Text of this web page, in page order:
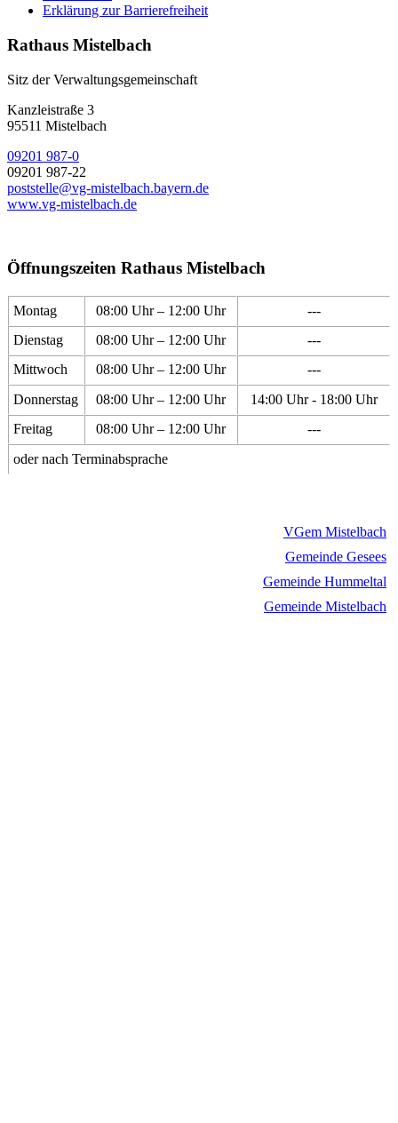
Erklärung zur Barrierefreiheit
Rathaus Mistelbach
Sitz der Verwaltungsgemeinschaft
Kanzleistraße 3
95511 Mistelbach
09201 987-0
09201 987-22
poststelle@vg-mistelbach.bayern.de
www.vg-mistelbach.de
Öffnungszeiten Rathaus Mistelbach
Montag 08:00 Uhr – 12:00 Uhr
---
Dienstag
08:00 Uhr – 12:00 Uhr
---
Mittwoch
08:00 Uhr – 12:00 Uhr
---
Donnerstag
08:00 Uhr – 12:00 Uhr
14:00 Uhr - 18:00 Uhr
Freitag
08:00 Uhr – 12:00 Uhr
---
oder nach Terminabsprache
VGem Mistelbach
Gemeinde Gesees
Gemeinde Hummeltal
Gemeinde Mistelbach